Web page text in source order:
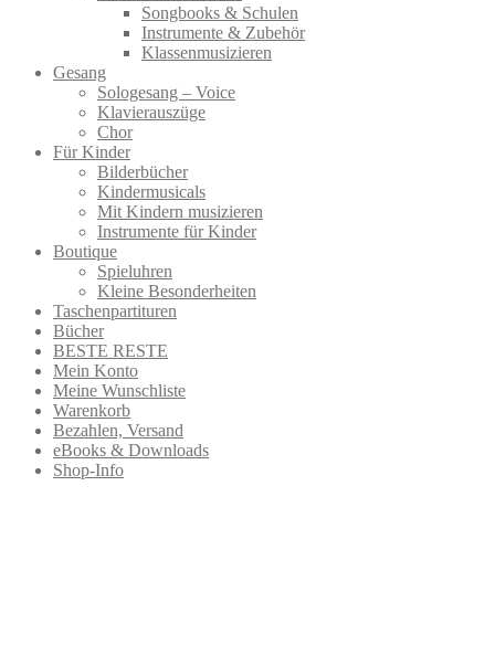
Songbooks & Schulen
Instrumente & Zubehör
Klassenmusizieren
Gesang
Sologesang – Voice
Klavierauszüge
Chor
Für Kinder
Bilderbücher
Kindermusicals
Mit Kindern musizieren
Instrumente für Kinder
Boutique
Spieluhren
Kleine Besonderheiten
Taschenpartituren
Bücher
BESTE RESTE
Mein Konto
Meine Wunschliste
Warenkorb
Bezahlen, Versand
eBooks & Downloads
Shop-Info